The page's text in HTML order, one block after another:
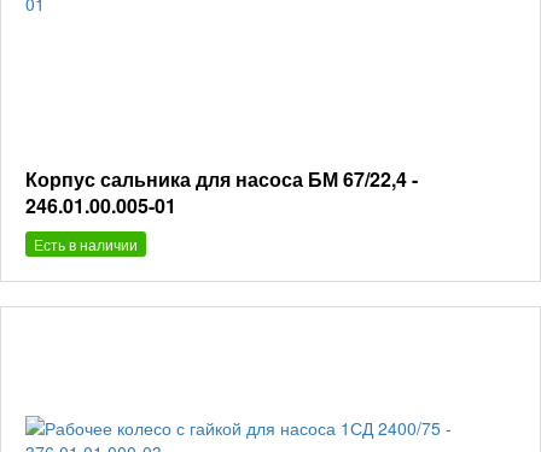
Корпус сальника для насоса БМ 67/22,4 -
246.01.00.005-01
Есть в наличии